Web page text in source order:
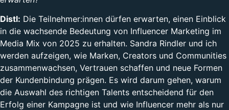
Distl: Die Teilnehmer:innen dürfen erwarten, einen Einblick
in die wachsende Bedeutung von Influencer Marketing im
Media Mix von 2025 zu erhalten. Sandra Rindler und ich
werden aufzeigen, wie Marken, Creators und Communities
zusammenwachsen, Vertrauen schaffen und neue Formen
der Kundenbindung prägen. Es wird darum gehen, warum
die Auswahl des richtigen Talents entscheidend für den
Erfolg einer Kampagne ist und wie Influencer mehr als nur